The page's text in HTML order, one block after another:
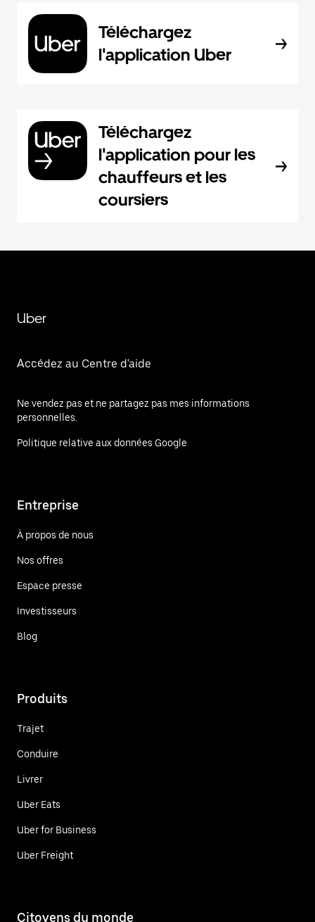
Téléchargez
l'application Uber
Téléchargez
l'application pour les
chauffeurs et les
coursiers
Uber
Accédez au Centre d'aide
Ne vendez pas et ne partagez pas mes informations
personnelles.
Politique relative aux données Google
Entreprise
À propos de nous
Nos offres
Espace presse
Investisseurs
Blog
Produits
Trajet
Conduire
Livrer
Uber Eats
Uber for Business
Uber Freight
Citoyens du monde